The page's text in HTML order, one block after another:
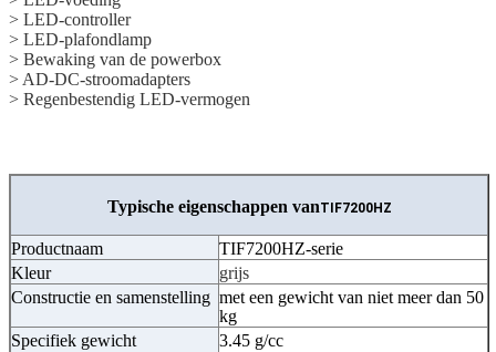
> LED-controller
> LED-plafondlamp
> Bewaking van de powerbox
> AD-DC-stroomadapters
> Regenbestendig LED-vermogen
Typische eigenschappen vanTIF7200HZ
Productnaam
TIF7200HZ-serie
Kleur
grijs
Constructie en samenstelling met een gewicht van niet meer dan 50
kg
Specifiek gewicht
3.45 g/cc